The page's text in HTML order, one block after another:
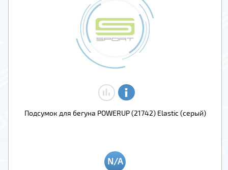
Подсумок для бегуна POWERUP (21742) Elastic (серый)